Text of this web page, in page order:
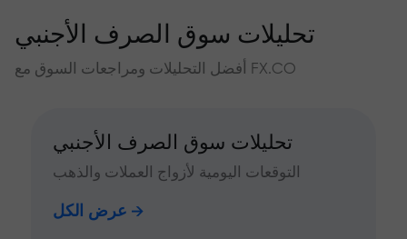
تحليلات سوق الصرف الأجنبي
أفضل التحليلات ومراجعات السوق مع FX.CO
تحليلات سوق الصرف الأجنبي
التوقعات اليومية لأزواج العملات والذهب
عرض الكل